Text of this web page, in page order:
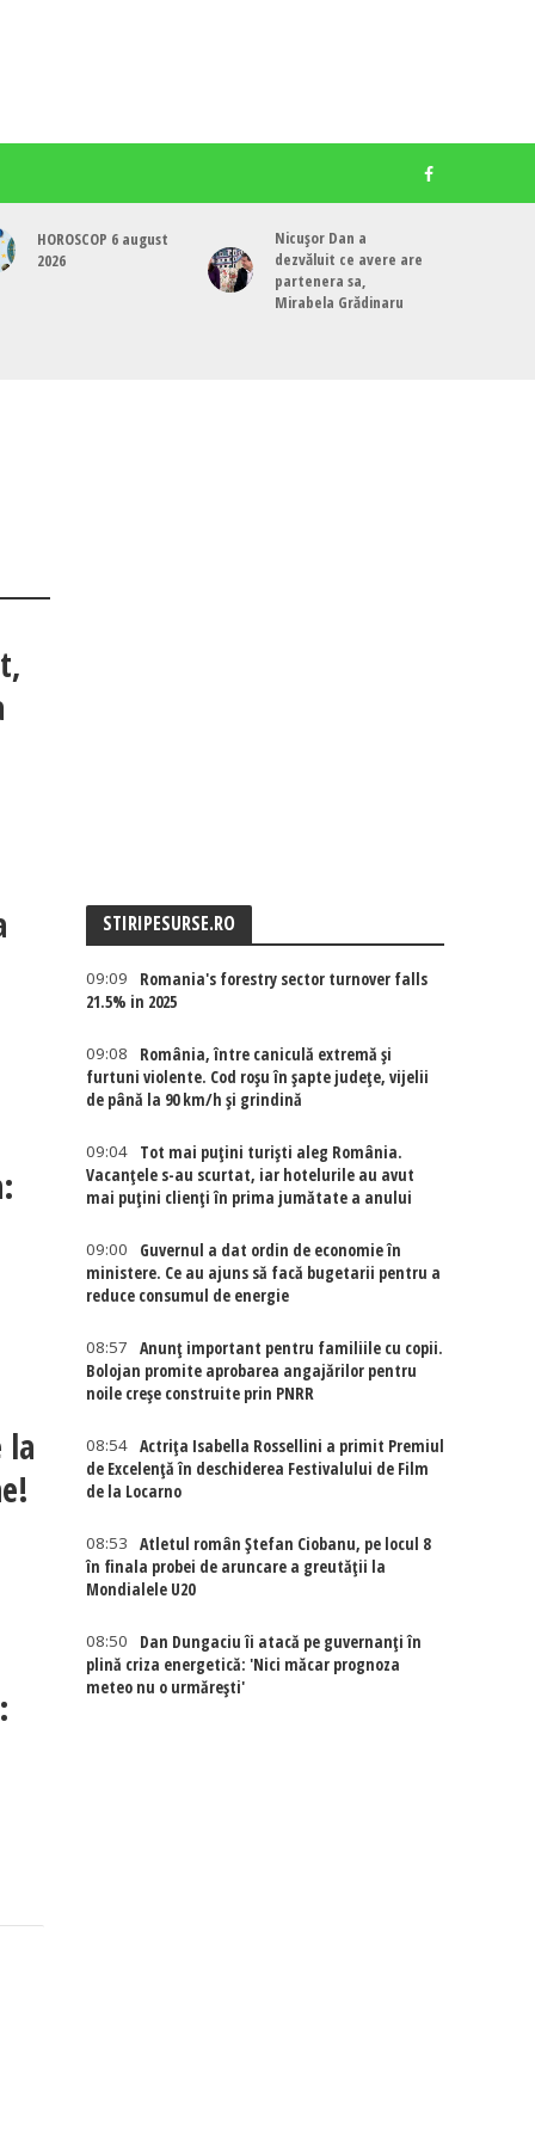
HOROSCOP 6 august
2026
Nicușor Dan a
dezvăluit ce avere are
partenera sa,
Mirabela Grădinaru
la
STIRIPESURSE.RO
09:09
Romania's forestry sector turnover falls
21.5% in 2025
09:08
România, între caniculă extremă și
furtuni violente. Cod roșu în șapte județe, vijelii
de până la 90 km/h și grindină
09:04
Tot mai puțini turiști aleg România.
Vacanțele s-au scurtat, iar hotelurile au avut
mai puțini clienți în prima jumătate a anului
09:00
Guvernul a dat ordin de economie în
ministere. Ce au ajuns să facă bugetarii pentru a
reduce consumul de energie
08:57
Anunț important pentru familiile cu copii.
Bolojan promite aprobarea angajărilor pentru
noile creșe construite prin PNRR
08:54 Actriţa Isabella Rossellini a primit Premiul
de Excelenţă în deschiderea Festivalului de Film
de la Locarno
08:53
Atletul român Ștefan Ciobanu, pe locul 8
în finala probei de aruncare a greutății la
Mondialele U20
08:50
Dan Dungaciu îi atacă pe guvernanți în
plină criza energetică: 'Nici măcar prognoza
meteo nu o urmărești'